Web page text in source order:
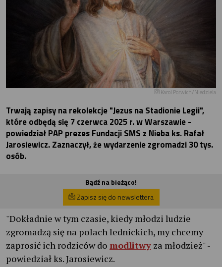
Karol Porwich/Niedziela
Trwają zapisy na rekolekcje "Jezus na Stadionie Legii",
które odbędą się 7 czerwca 2025 r. w Warszawie -
powiedział PAP prezes Fundacji SMS z Nieba ks. Rafał
Jarosiewicz. Zaznaczył, że wydarzenie zgromadzi 30 tys.
osób.
Bądź na bieżąco!
Zapisz się do newslettera
"Dokładnie w tym czasie, kiedy młodzi ludzie
zgromadzą się na polach lednickich, my chcemy
zaprosić ich rodziców do modlitwy za młodzież" -
powiedział ks. Jarosiewicz.